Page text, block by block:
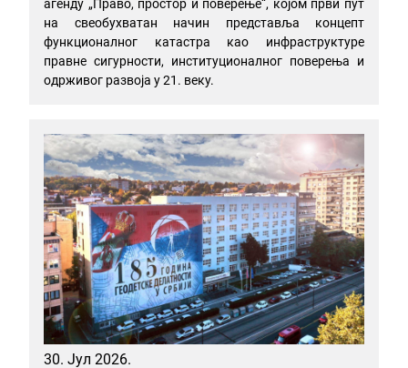
агенду „Право, простор и поверење“, којом први пут
на свеобухватан начин представља концепт
функционалног катастра као инфраструктуре
правне сигурности, институционалног поверења и
одрживог развоја у 21. веку.
30. Јул 2026.